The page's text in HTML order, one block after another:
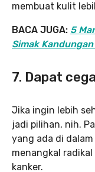
membuat kulit
BACA JUGA: 5
Simak
7. Dapat
Jika ingin lebih
jadi pilihan, nih.
yang ada di
menangkal
kanker.